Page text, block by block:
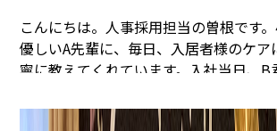
こんにちは。人事採用担当の曽根です。
優しいA先輩に、毎日、入居者様のケア
寧に教えてくれています。 入社当日、B
ットリーダーとA先輩によって現在はと